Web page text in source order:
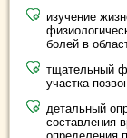
изучение
болей в
тщательный
участка
детальный
составления